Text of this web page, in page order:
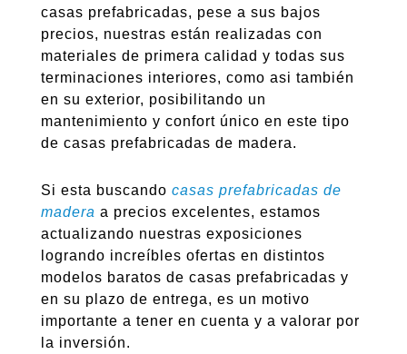
casas prefabricadas, pese a sus bajos
precios, nuestras están realizadas con
materiales de primera calidad y todas sus
terminaciones interiores, como asi también
en su exterior, posibilitando un
mantenimiento y confort único en este tipo
de casas prefabricadas de madera.
Si esta buscando casas prefabricadas de
madera a precios excelentes, estamos
actualizando nuestras exposiciones
logrando increíbles ofertas en distintos
modelos baratos de casas prefabricadas y
en su plazo de entrega, es un motivo
importante a tener en cuenta y a valorar por
la inversión.